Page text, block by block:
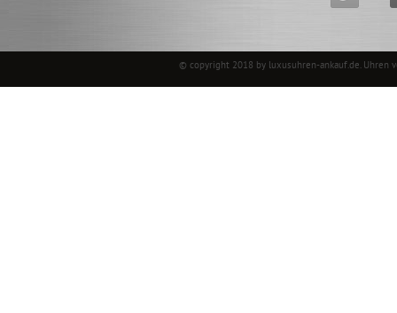
© copyright 2018 by luxusuhren-ankauf.de. Uhren